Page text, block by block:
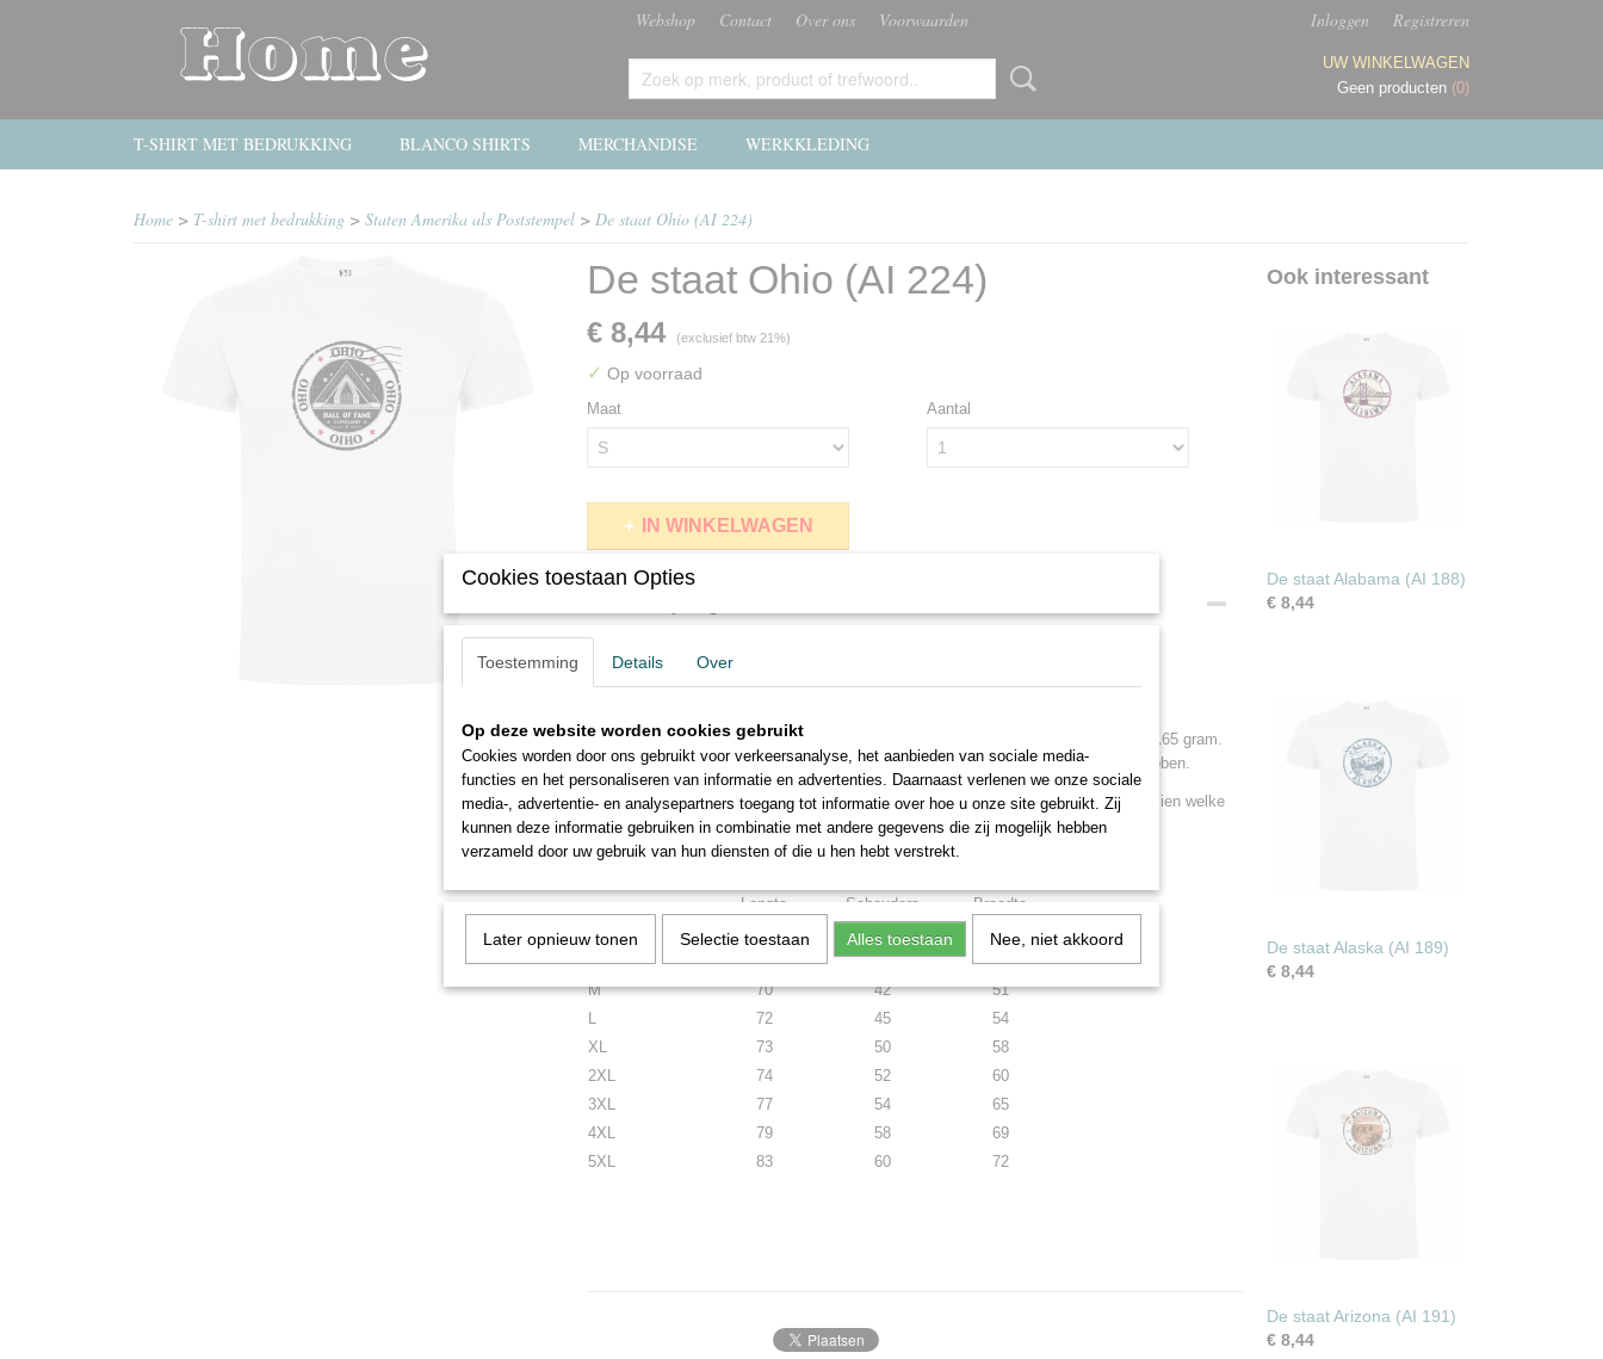
Webshop Contact Over ons Voorwaarden Inloggen Registreren
UW WINKELWAGEN
Geen producten (0)
T-SHIRT MET BEDRUKKING BLANCO SHIRTS MERCHANDISE WERKKLEDING
Home > T-shirt met bedrukking > Staten Amerika als Poststempel > De staat Ohio (AI 224)
De staat Ohio (AI 224)
€ 8,44 (exclusief btw 21%)
✓ Op voorraad
Maat Aantal
IN WINKELWAGEN
De staat Ohio (AI 224)
Dit geweldige witte shirt met ronde hals en korte mouwen is van 100% katoen en 165 gram.
Indien het shirt binnenstebuiten gewassen wordt zal u er nog langer plezier van hebben.
Verkrijgbaar in de maten XS tot en met 5XL bekijk de maattaabel hieronder om te zien welke
maat u nodig heeft.
Maattabel
Lengte Schouders Breedte
S 67 40
48
M
70 42
51
L
72 45
54
XL
73 50
58
2XL
74 52
60
3XL
77 54
65
4XL
79 58
69
5XL
83 60 72
Ook interessant
De staat Alabama (AI 188)
€ 8,44
De staat Alaska (AI 189)
€ 8,44
De staat Arizona (AI 191)
€ 8,44
Cookies toestaan Opties
Toestemming Details Over
Op deze website worden cookies gebruikt
Cookies worden door ons gebruikt voor verkeersanalyse, het aanbieden van sociale media-
functies en het personaliseren van informatie en advertenties. Daarnaast verlenen we onze sociale
media-, advertentie- en analysepartners toegang tot informatie over hoe u onze site gebruikt. Zij
kunnen deze informatie gebruiken in combinatie met andere gegevens die zij mogelijk hebben
verzameld door uw gebruik van hun diensten of die u hen hebt verstrekt.
Later opnieuw tonen Selectie toestaan Alles toestaan Nee, niet akkoord